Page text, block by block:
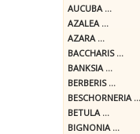
AUCUBA ...
AZALEA ...
AZARA ...
BACCHARIS ...
BANKSIA ...
BERBERIS ...
BESCHORNERIA ...
BETULA ...
BIGNONIA ...